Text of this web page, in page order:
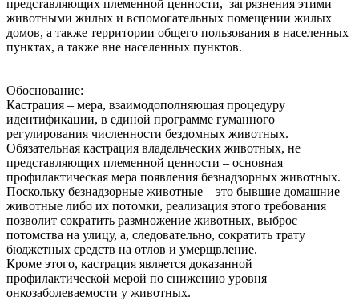
представляющих племенной ценности, загрязнения этими
животными жилых и вспомогательных помещении‌ жилых
домов, а также территории общего пользования в населенных
пунктах, а также вне населенных пунктов.
Обоснование:
Кастрация – мера, взаимодополняющая процедуру
идентификации, в единой программе гуманного
регулирования численности бездомных животных.
Обязательная кастрация владельческих животных, не
представляющих племенной ценности – основная
профилактическая мера появления безнадзорных животных.
Поскольку безнадзорные животные – это бывшие домашние
животные либо их потомки, реализация этого требования
позволит сократить размножение животных, выброс
потомства на улицу, а, следовательно, сократить трату
бюджетных средств на отлов и умерщвление.
Кроме этого, кастрация является доказанной
профилактической мерой по снижению уровня
онкозаболеваемости у животных.